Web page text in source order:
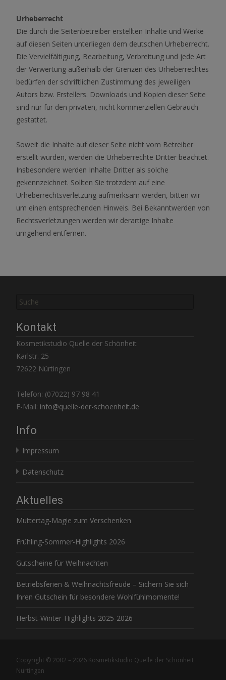
Urheberrecht
Die durch die Seitenbetreiber erstellten Inhalte und Werke
auf diesen Seiten unterliegen dem deutschen Urheberrecht.
Die Vervielfältigung, Bearbeitung, Verbreitung und jede Art
der Verwertung außerhalb der Grenzen des Urheberrechtes
bedürfen der schriftlichen Zustimmung des jeweiligen
Autors bzw. Erstellers. Downloads und Kopien dieser Seite
sind nur für den privaten, nicht kommerziellen Gebrauch
gestattet.
Soweit die Inhalte auf dieser Seite nicht vom Betreiber
erstellt wurden, werden die Urheberrechte Dritter beachtet.
Insbesondere werden Inhalte Dritter als solche
gekennzeichnet. Sollten Sie trotzdem auf eine
Urheberrechtsverletzung aufmerksam werden, bitten wir
um einen entsprechenden Hinweis. Bei Bekanntwerden von
Rechtsverletzungen werden wir derartige Inhalte
umgehend entfernen.
nach:
Kontakt
Kosmetikstudio Quelle der Schönheit
Karlstr. 25
72622 Nürtingen
Telefon: (07022) 97 98 41
E-Mail: info@quelle-der-schoenheit.de
Info
Impressum
Datenschutz
Aktuelles
Muttertag-Magie zum Verschenken
Frühling-Sommer-Highlights 2026
Gutscheine für Weihnachten
Betriebsferien & Weihnachtsfreude – Sichern Sie sich
Ihren Gutschein für besondere Wohlfühlmomente!
Herbst-Winter-Highlights 2025-2026
Copyright © 2002 – 2026 Kosmetikstudio Quelle der Schönheit
Nürtingen